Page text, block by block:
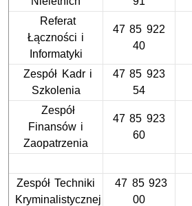
Referat
Łączności i
Informatyki
47 85 922
40
Zespół Kadr i
Szkolenia
47 85 923
54
Zespół
Finansów i
Zaopatrzenia
47 85 923
60
Zespół Techniki
Kryminalistycznej
47 85 923
00